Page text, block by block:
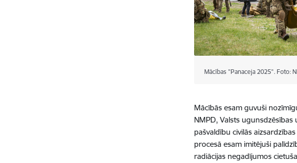
Mācības "Panaceja 2025". Foto:
Mācībās esam guvuši
NMPD, Valsts
pašvaldību civilās
procesā esam imitējuši
radiācijas negadījumos